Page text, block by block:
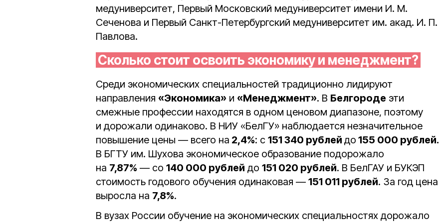
медуниверситет, Первый Московский медуниверситет имени И. М.
Сеченова и Первый Санкт-Петербургский медуниверситет им. акад. И. П.
Павлова.
Сколько стоит освоить экономику и менеджмент?
Среди экономических специальностей традиционно лидируют
направления «Экономика» и «Менеджмент». В Белгороде эти
смежные профессии находятся в одном ценовом диапазоне, поэтому
и дорожали одинаково. В НИУ «БелГУ» наблюдается незначительное
повышение цены — всего на 2,4%: с 151 340 рублей до 155 000 рублей.
В БГТУ им. Шухова экономическое образование подорожало
на 7,87% — со 140 000 рублей до 151 020 рублей. В БелГАУ и БУКЭП
стоимость годового обучения одинаковая — 151 011 рублей. За год цена
выросла на 7,8%.
В вузах России обучение на экономических специальностях дорожало